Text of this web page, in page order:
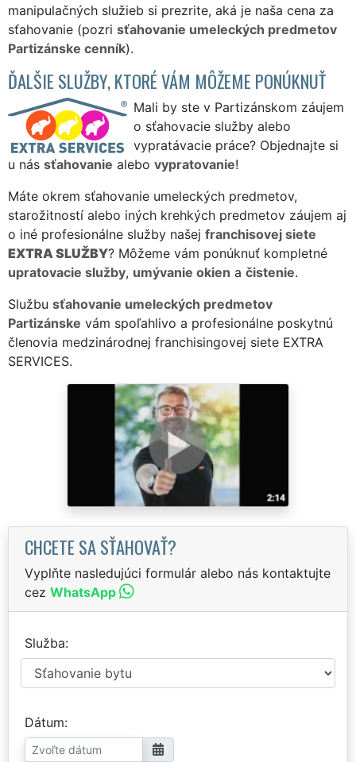
manipulačných služieb si prezrite, aká je naša cena za
sťahovanie (pozri sťahovanie umeleckých predmetov
Partizánske cenník).
ĎALŠIE SLUŽBY, KTORÉ VÁM MÔŽEME PONÚKNUŤ
Mali by ste v Partizánskom záujem
o sťahovacie služby alebo
vypratávacie práce? Objednajte si
u nás sťahovanie alebo vypratovanie!
Máte okrem sťahovanie umeleckých predmetov,
starožitností alebo iných krehkých predmetov záujem aj
o iné profesionálne služby našej franchisovej siete
EXTRA SLUŽBY? Môžeme vám ponúknuť kompletné
upratovacie služby, umývanie okien a čistenie.
Službu sťahovanie umeleckých predmetov
Partizánske vám spoľahlivo a profesionálne poskytnú
členovia medzinárodnej franchisingovej siete EXTRA
SERVICES.
CHCETE SA SŤAHOVAŤ?
Vyplňte nasledujúci formulár alebo nás kontaktujte
cez WhatsApp
Služba
Dátum